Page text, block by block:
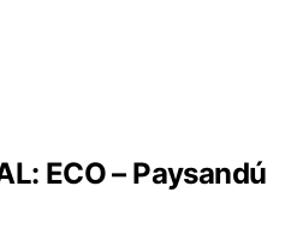
ECO – Paysandú